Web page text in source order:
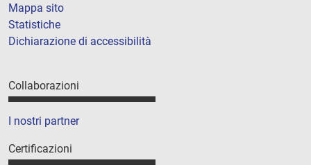
Mappa sito
Statistiche
Dichiarazione di accessibilità
Collaborazioni
I nostri partner
Certificazioni